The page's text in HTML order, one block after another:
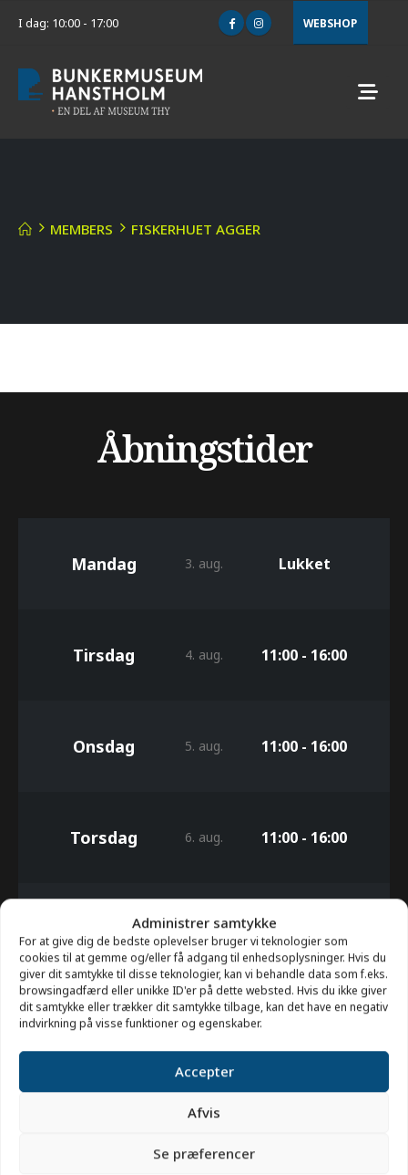
Administrer samtykke
For at give dig de bedste oplevelser bruger vi teknologier som
cookies til at gemme og/eller få adgang til enhedsoplysninger. Hvis du
giver dit samtykke til disse teknologier, kan vi behandle data som f.eks.
browsingadfærd eller unikke ID'er på dette websted. Hvis du ikke giver
dit samtykke eller trækker dit samtykke tilbage, kan det have en negativ
indvirkning på visse funktioner og egenskaber.
Accepter
Afvis
Se præferencer
I dag: 10:00 - 17:00 WEBSHOP
MEMBERS FISKERHUET AGGER
Åbningstider
Mandag 3. aug. Lukket
Tirsdag 4. aug. 11:00 - 16:00
Onsdag 5. aug. 11:00 - 16:00
Torsdag 6. aug. 11:00 - 16:00
7. aug. 11:00 - 16:00
Lørdag 8. aug. 11:00 - 16:00
9. aug.